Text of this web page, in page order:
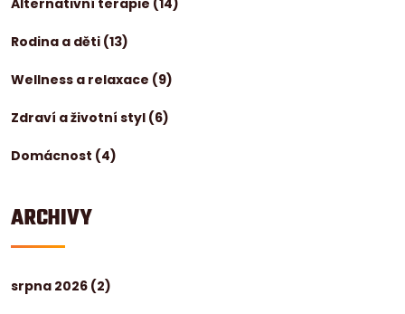
Alternativní terapie (14)
Rodina a děti (13)
Wellness a relaxace (9)
Zdraví a životní styl (6)
Domácnost (4)
ARCHIVY
srpna 2026 (2)